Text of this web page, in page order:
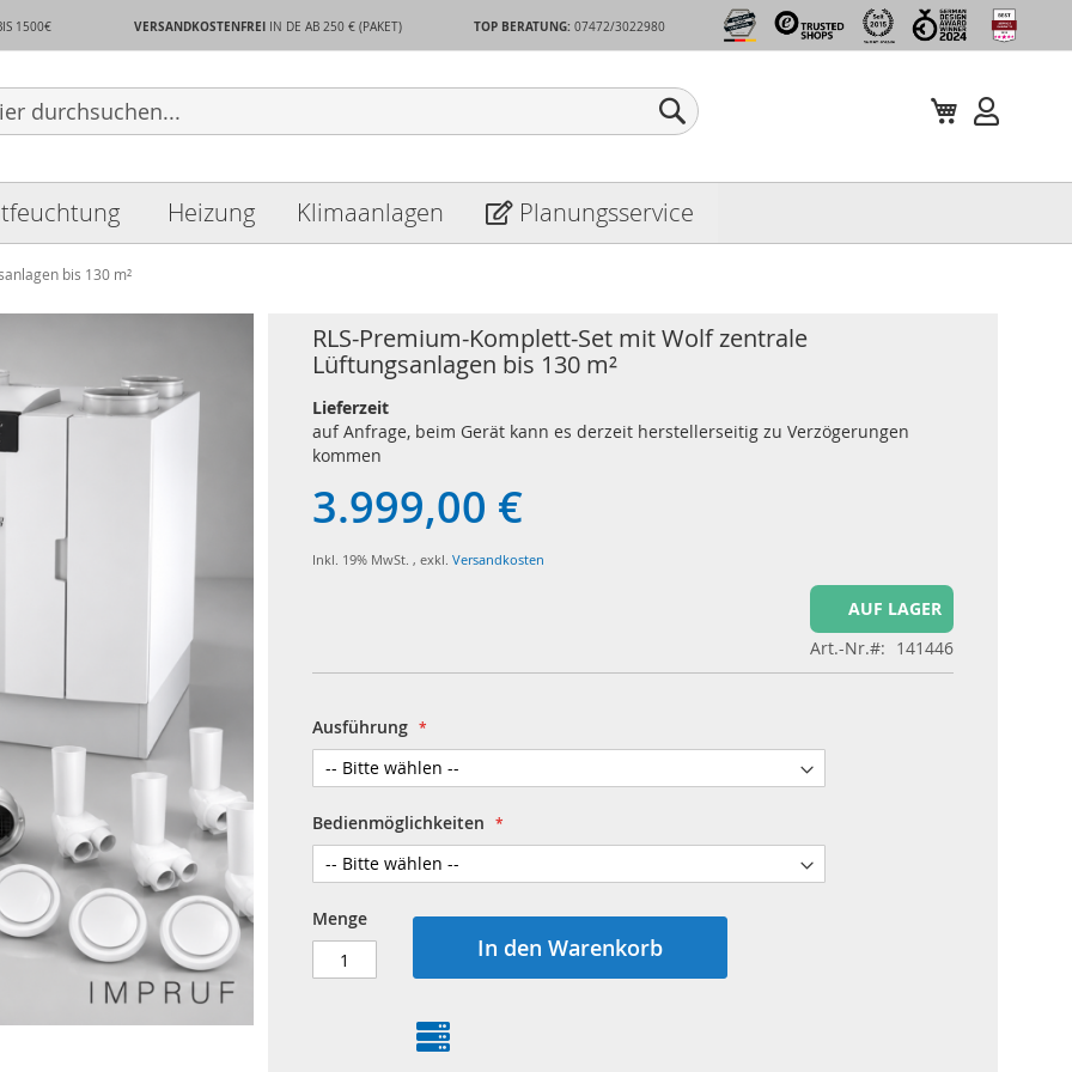
1500€ VERSANDKOSTENFREI IN DE AB 250 € (PAKET) TOP BERATUNG: 07472/3022980
Inhalt
Mein
Heizung Klimaanlagen Planungsservice
bis 130 m²
RLS-Premium-Komplett-Set mit Wolf zentrale
Lüftungsanlagen bis 130 m²
Lieferzeit
auf Anfrage, beim Gerät kann es derzeit herstellerseitig zu Verzögerungen
kommen
3.999,00 €
Inkl. 19% MwSt. , exkl. Versandkosten
AUF LAGER
Art.-Nr.
141446
Ausführung
Bedienmöglichkeiten
Menge
In den Warenkorb